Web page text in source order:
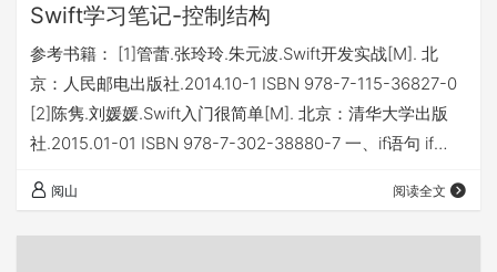
Swift学习笔记-控制结构
参考书籍： [1]管蕾.张玲玲.朱元波.Swift开发实战[M]. 北
京：人民邮电出版社.2014.10-1 ISBN 978-7-115-36827-0
[2]陈隽.刘媛媛.Swift入门很简单[M]. 北京：清华大学出版
社.2015.01-01 ISBN 978-7-302-38880-7 一、if语句 if
阅山 阅读全文